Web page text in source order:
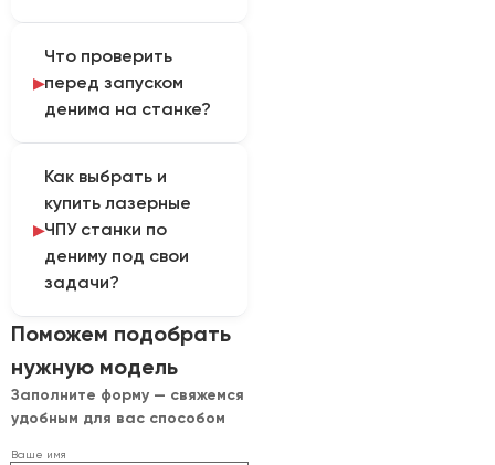
красителя, состава
ткани, фокусировки,
мощности, скорости,
проверяют до
закрепления рабочего
режима.
Что проверить
перед запуском
денима на станке?
ткани проводят тест.
При этом при работе
со смесовыми
материалами нужно
подтвердить состав и
эффективную вытяжку.
Как выбрать и
купить лазерные
ЧПУ станки по
дениму под свои
задачи?
Подбор выполняют по
вид ткани, операции
резки или
декорирования, ширину
рулона, размер
Поможем подобрать
нужную модель
Заполните форму — свяжемся
удобным для вас способом
Ваше имя